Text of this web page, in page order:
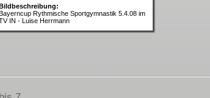
Rythmische Sportgymnastik 5.4.08 im
IN - Luise Herrmann